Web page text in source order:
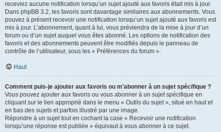
receviez aucune notification lorsqu’un sujet ajouté aux favoris était mis à jour.
Dans phpBB 3.2, les favoris sont davantage similaires aux abonnements. Vous
pouvez à présent recevoir une notification lorsqu’un sujet ajouté aux favoris est
mis à jour. L’abonnement, quant à lui, vous préviendra de la mise à jour d’un
forum ou d’un sujet auquel vous êtes abonné. Les options de notification des
favoris et des abonnements peuvent être modifiés depuis le panneau de
contrôle de l’utilisateur, sous les « Préférences du forum ».
Haut
Comment puis-je ajouter aux favoris ou m’abonner à un sujet spécifique ?
Vous pouvez ajouter aux favoris ou vous abonner à un sujet spécifique en
cliquant sur le lien approprié dans le menu « Outils du sujet », situé en haut et
en bas des sujets et parfois illustré par une image.
Répondre à un sujet tout en cochant la case « Recevoir une notification
lorsqu’une réponse est publiée » équivaut à vous abonner à ce sujet.